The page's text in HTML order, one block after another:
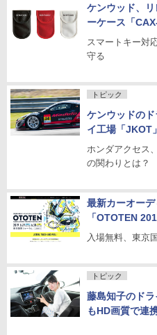
ケンウッド、
ーケース「
スマートキー対
守る
トピック
ケンウッドの
イ工場「JKOT
ホンダアクセス
の関わりとは？
最新カーオー
「OTOTEN
入場無料、東京
トピック
藤島知子のド
もHD画質で連